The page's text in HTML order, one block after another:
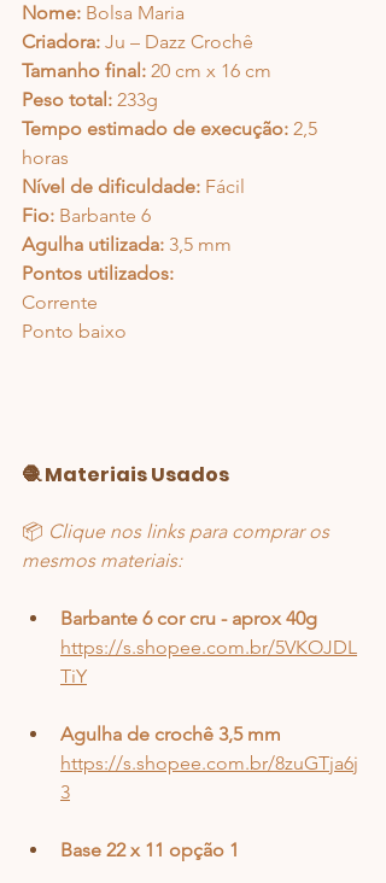
Nome: Bolsa Maria
Criadora: Ju – Dazz Crochê
Tamanho final: 20 cm x 16 cm
Peso total: 233g
Tempo estimado de execução: 2,5
horas
Nível de dificuldade: Fácil
Fio: Barbante 6
Agulha utilizada: 3,5 mm
Pontos utilizados:
Corrente
Ponto baixo
🧶 Materiais Usados
📦 Clique nos links para comprar os
mesmos materiais:
Barbante 6 cor cru - aprox 40g
https://s.shopee.com.br/5VKOJDL
TiY
Agulha de crochê 3,5 mm
https://s.shopee.com.br/8zuGTja6j
3
Base 22 x 11 opção 1